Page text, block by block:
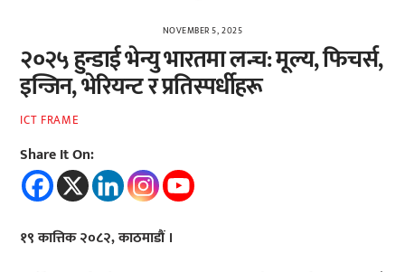
NOVEMBER 5, 2025
२०२५ हुन्डाई भेन्यु भारतमा लन्च: मूल्य, फिचर्स,
इन्जिन, भेरियन्ट र प्रतिस्पर्धीहरू
ICT FRAME
Share It On:
१९ कात्तिक २०८२, काठमाडौं ।